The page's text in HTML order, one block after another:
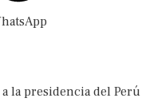
la presidencia del Perú